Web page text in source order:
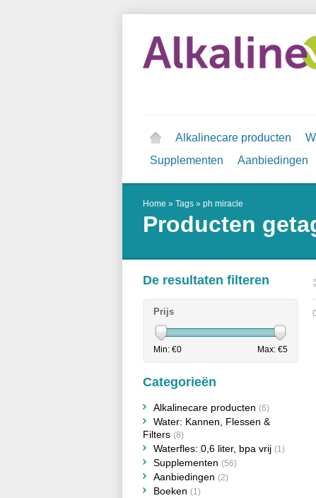
Alkalinecare producten
Supplementen
Aanbiedingen
Home » Tags » ph miracle
Producten
De resultaten filteren
Prijs
Min: €0 Max: €5
Categorieën
Alkalinecare producten (6)
Water: Kannen, Flessen &
Filters (8)
Waterfles: 0,6 liter, bpa vrij (1)
Supplementen (56)
Aanbiedingen (2)
Boeken (1)